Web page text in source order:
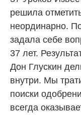
решила
неординарно.
задала себе
37 лет.
Дон Глускин
внутри. Мы
поиски
всегда